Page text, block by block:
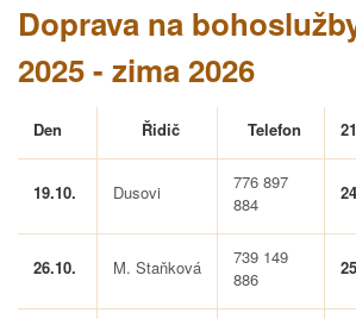
Doprava na
2025 - zima 2026
Den Řidič Telefon
19.10. Dusovi
776 897
884
26.10. M. Staňková
739 149
886